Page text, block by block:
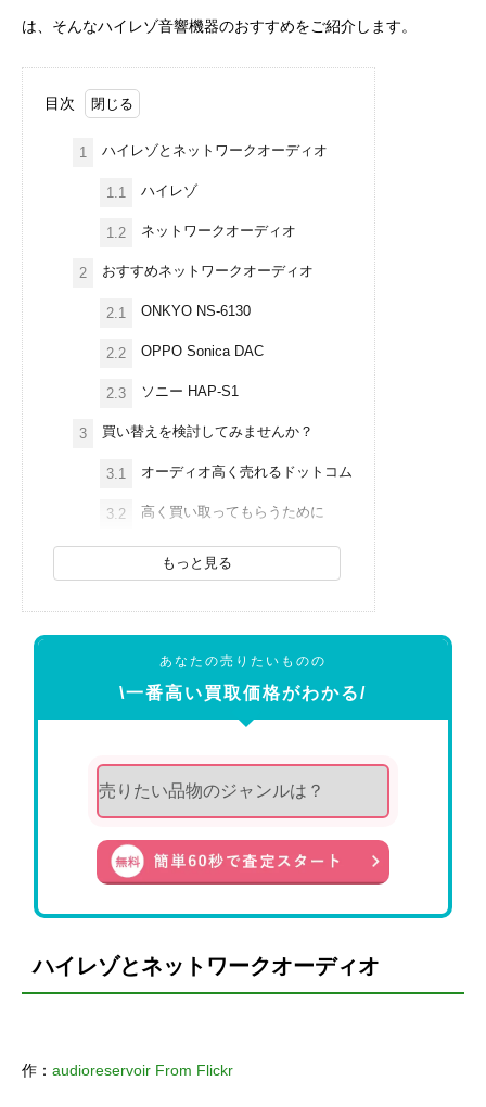
は、そんなハイレゾ音響機器のおすすめをご紹介します。
目次
1 ハイレゾとネットワークオーディオ
1.1 ハイレゾ
1.2 ネットワークオーディオ
2 おすすめネットワークオーディオ
2.1 ONKYO NS-6130
2.2 OPPO Sonica DAC
2.3 ソニー HAP-S1
3 買い替えを検討してみませんか？
3.1 オーディオ高く売れるドットコム
3.2 高く買い取ってもらうために
もっと見る
あなたの売りたいものの
\一番高い買取価格がわかる/
ハイレゾとネットワークオーディオ
作： audioreservoir From Flickr